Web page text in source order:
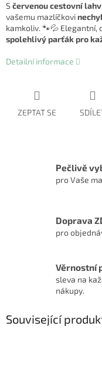
S červenou cestovní
vašemu mazlíčkovi
kamkoliv. 🐾💦
spolehlivý parťák pro
Detailní informace
ZEPTAT SE
Pečlivě
pro Vaše
Doprava
pro
Věrnostní
sleva na
nákupy.
Související